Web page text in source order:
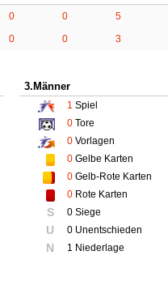
0 0 5
0 0 3
3.Männer
1 Spiel
0Tore
0Vorlagen
0Gelbe Karten
0Gelb-Rote Karten
0Rote Karten
S 0 Siege
U 0 Unentschieden
N 1 Niederlage